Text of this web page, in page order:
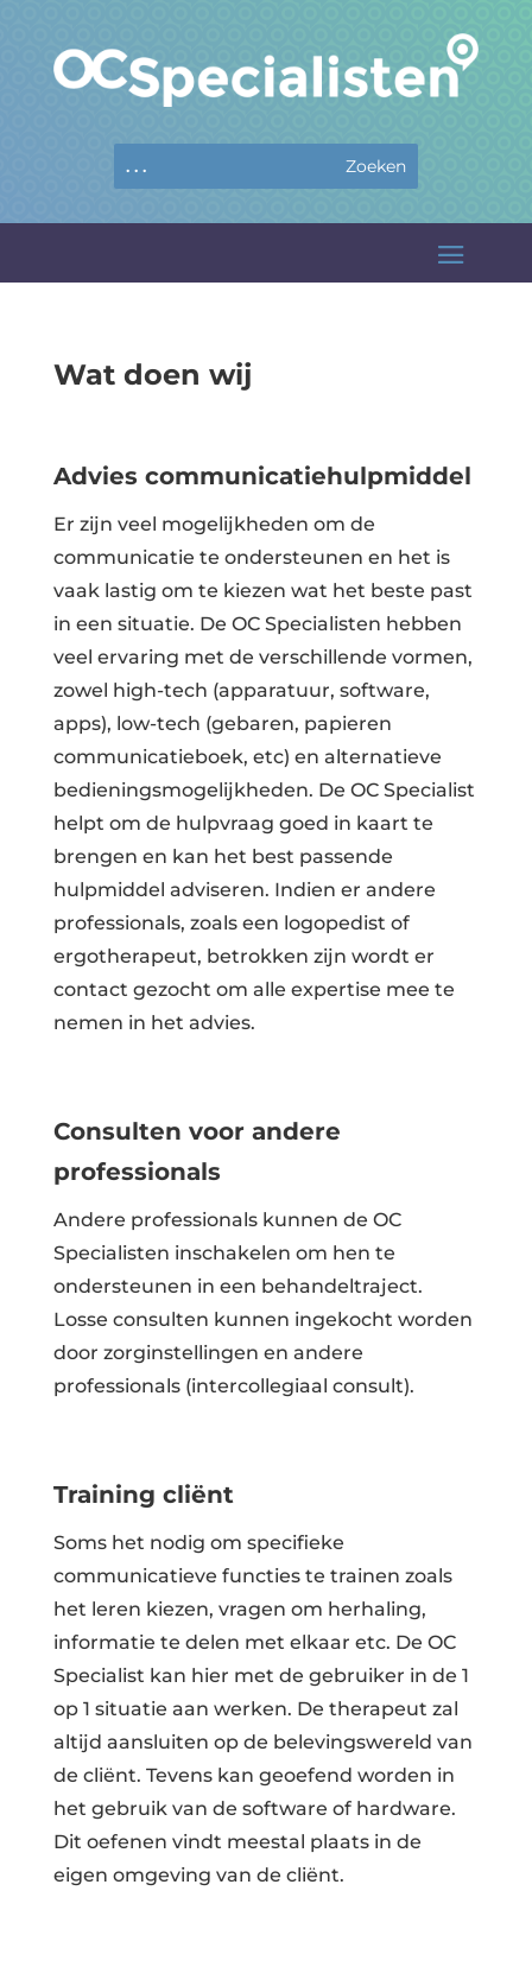
Wat doen wij
Advies communicatiehulpmiddel
Er zijn veel mogelijkheden om de
communicatie te ondersteunen en het is
vaak lastig om te kiezen wat het beste past
in een situatie. De OC Specialisten hebben
veel ervaring met de verschillende vormen,
zowel high-tech (apparatuur, software,
apps), low-tech (gebaren, papieren
communicatieboek, etc) en alternatieve
bedieningsmogelijkheden. De OC Specialist
helpt om de hulpvraag goed in kaart te
brengen en kan het best passende
hulpmiddel adviseren. Indien er andere
professionals, zoals een logopedist of
ergotherapeut, betrokken zijn wordt er
contact gezocht om alle expertise mee te
nemen in het advies.
Consulten voor andere
professionals
Andere professionals kunnen de OC
Specialisten inschakelen om hen te
ondersteunen in een behandeltraject.
Losse consulten kunnen ingekocht worden
door zorginstellingen en andere
professionals (intercollegiaal consult).
Training cliënt
Soms het nodig om specifieke
communicatieve functies te trainen zoals
het leren kiezen, vragen om herhaling,
informatie te delen met elkaar etc. De OC
Specialist kan hier met de gebruiker in de 1
op 1 situatie aan werken. De therapeut zal
altijd aansluiten op de belevingswereld van
de cliënt. Tevens kan geoefend worden in
het gebruik van de software of hardware.
Dit oefenen vindt meestal plaats in de
eigen omgeving van de cliënt.